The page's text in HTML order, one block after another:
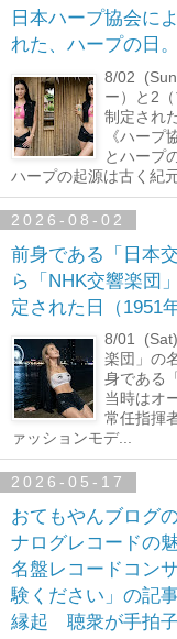
日本ハープ協会に
れた、ハープの日。
8/02
ー）と2
制定され
《ハープ
とハープ
ハープの起源は古く紀元
2026-08-02
前身である「日本
ら「NHK交響楽団
定された日（1951年
8/01
楽団」の
身である
当時はオ
常任指揮
ァッションモデ...
2026-05-17
おてもやんブログ
ナログレコードの
名盤レコードコン
験ください」の記
縁起 聴衆が手拍